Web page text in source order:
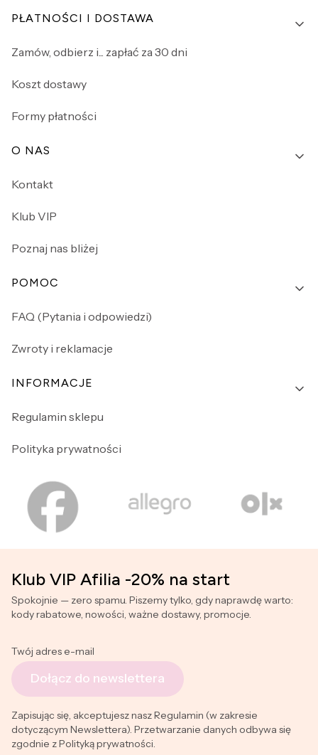
PŁATNOŚCI I DOSTAWA
Zamów, odbierz i... zapłać za 30 dni
Koszt dostawy
Formy płatności
O NAS
Kontakt
Klub VIP
Poznaj nas bliżej
POMOC
FAQ (Pytania i odpowiedzi)
Zwroty i reklamacje
INFORMACJE
Regulamin sklepu
Polityka prywatności
Klub VIP Afilia -20% na start
Spokojnie — zero spamu. Piszemy tylko, gdy naprawdę warto:
kody rabatowe, nowości, ważne dostawy, promocje.
Twój adres e-mail
Dołącz do newslettera
Zapisując się, akceptujesz nasz Regulamin (w zakresie
dotyczącym Newslettera). Przetwarzanie danych odbywa się
zgodnie z Polityką prywatności.